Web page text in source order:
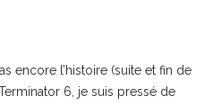
encore l’histoire (suite et fin de
6, je suis pressé de